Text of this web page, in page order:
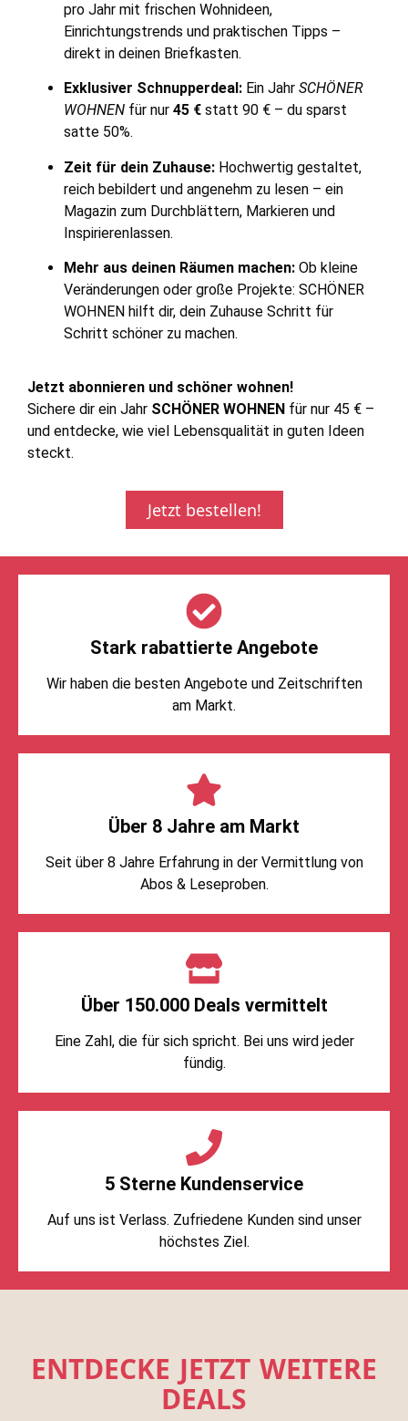
pro Jahr mit frischen Wohnideen,
Einrichtungstrends und praktischen Tipps –
direkt in deinen Briefkasten.
Exklusiver Schnupperdeal: Ein Jahr SCHÖNER
WOHNEN für nur 45 € statt 90 € – du sparst
satte 50%.
Zeit für dein Zuhause: Hochwertig gestaltet,
reich bebildert und angenehm zu lesen – ein
Magazin zum Durchblättern, Markieren und
Inspirierenlassen.
Mehr aus deinen Räumen machen: Ob kleine
Veränderungen oder große Projekte: SCHÖNER
WOHNEN hilft dir, dein Zuhause Schritt für
Schritt schöner zu machen.
Jetzt abonnieren und schöner wohnen!
Sichere dir ein Jahr SCHÖNER WOHNEN für nur 45 € –
und entdecke, wie viel Lebensqualität in guten Ideen
steckt.
Jetzt bestellen!
Stark rabattierte Angebote
Wir haben die besten Angebote und Zeitschriften
am Markt.
Über 8 Jahre am Markt
Seit über 8 Jahre Erfahrung in der Vermittlung von
Abos & Leseproben.
Über 150.000 Deals vermittelt
Eine Zahl, die für sich spricht. Bei uns wird jeder
fündig.
5 Sterne Kundenservice
Auf uns ist Verlass. Zufriedene Kunden sind unser
höchstes Ziel.
ENTDECKE JETZT WEITERE
DEALS